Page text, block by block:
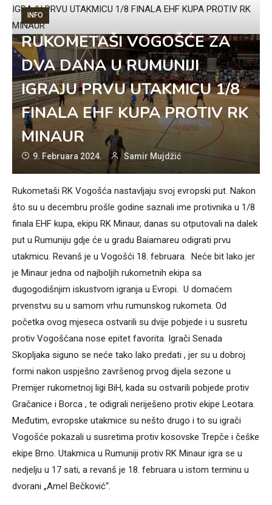
IGRAJU PRVU UTAKMICU 1/8 FINALA EHF KUPA PROTIV RK
MINAUR
INFO
RUKOMETAŠI VOGOŠĆE ZA
DVA DANA U RUMUNIJI
IGRAJU PRVU UTAKMICU 1/8
FINALA EHF KUPA PROTIV RK
MINAUR
9. Februara 2024. Samir Mujdžić
Rukometaši RK Vogošća nastavljaju svoj evropski put. Nakon
što su u decembru prošle godine saznali ime protivnika u 1/8
finala EHF kupa, ekipu RK Minaur, danas su otputovali na dalek
put u Rumuniju gdje će u gradu Baiamareu odigrati prvu
utakmicu. Revanš je u Vogošći 18. februara. Neće bit lako jer
je Minaur jedna od najboljih rukometnih ekipa sa
dugogodišnjim iskustvom igranja u Evropi. U domaćem
prvenstvu su u samom vrhu rumunskog rukometa. Od
početka ovog mjeseca ostvarili su dvije pobjede i u susretu
protiv Vogošćana nose epitet favorita. Igrači Senada
Skopljaka siguno se neće tako lako predati , jer su u dobroj
formi nakon uspješno završenog prvog dijela sezone u
Premijer rukometnoj ligi BiH, kada su ostvarili pobjede protiv
Gračanice i Borca , te odigrali neriješeno protiv ekipe Leotara.
Međutim, evropske utakmice su nešto drugo i to su igrači
Vogošće pokazali u susretima protiv kosovske Trepče i češke
ekipe Brno. Utakmica u Rumuniji protiv RK Minaur igra se u
nedjelju u 17 sati, a revanš je 18. februara u istom terminu u
dvorani „Amel Bečković“.